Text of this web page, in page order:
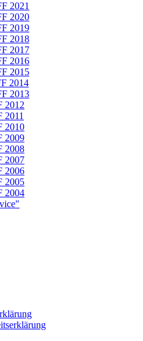
2021
2020
2019
2018
2017
2016
2015
2014
2013
2012
2011
2010
2009
2008
2007
2006
2005
2004